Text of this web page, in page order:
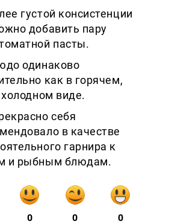
густой консистенции
добавить пару
пасты.
одинаково
как в горячем,
виде.
себя
в качестве
гарнира к
и рыбным блюдам.
0 0 0